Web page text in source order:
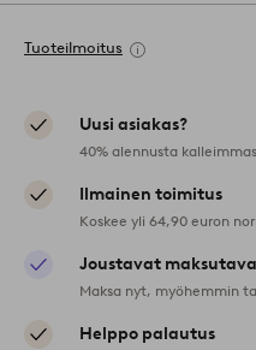
Tuoteilmoitus
Uusi asiakas?
40% alennusta
Ilmainen toimitus
Koskee yli 64,90 euron
Joustavat
Maksa nyt, myöhemmin
Helppo palautus